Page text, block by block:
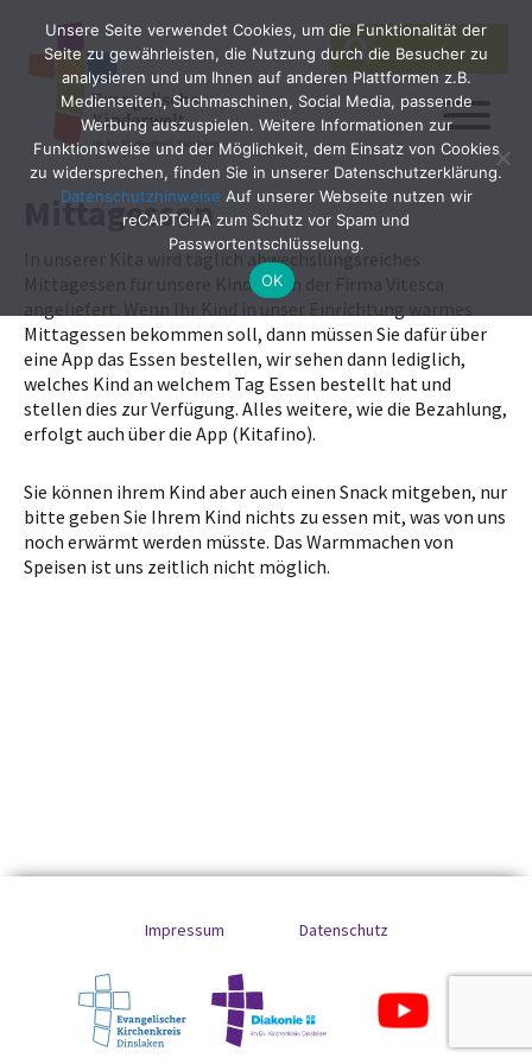
Search
for:
SEARCH
Mittagessen
In unserer Kita wird täglich abwechslungsreiches
Mittagessen für unsere Kinder von der Firma Vitesca
Mittagessen bekommen soll, dann müssen Sie dafür über
eine App das Essen bestellen, wir sehen dann lediglich,
welches Kind an welchem Tag Essen bestellt hat und
stellen dies zur Verfügung. Alles weitere, wie die Bezahlung,
erfolgt auch über die App (Kitafino).
Sie können ihrem Kind aber auch einen Snack mitgeben, nur
bitte geben Sie Ihrem Kind nichts zu essen mit, was von uns
noch erwärmt werden müsste. Das Warmmachen von
Speisen ist uns zeitlich nicht möglich.
Impressum Datenschutz
Unsere Seite verwendet Cookies, um die Funktionalität der
Seite zu gewährleisten, die Nutzung durch die Besucher zu
analysieren und um Ihnen auf anderen Plattformen z.B.
Medienseiten, Suchmaschinen, Social Media, passende
Werbung auszuspielen. Weitere Informationen zur
Funktionsweise und der Möglichkeit, dem Einsatz von Cookies
zu widersprechen, finden Sie in unserer Datenschutzerklärung.
Datenschutzhinweise Auf unserer Webseite nutzen wir
reCAPTCHA zum Schutz vor Spam und
Passwortentschlüsselung.
OK